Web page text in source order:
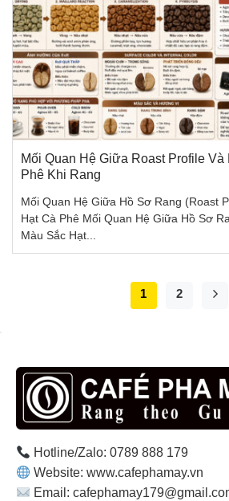
Mối Quan Hệ Giữa Roast Profile Và
Phê Khi Rang
Mối Quan Hệ Giữa Hồ Sơ Rang (Roast
Hạt Cà Phê Mối Quan Hệ Giữa Hồ Sơ
Màu Sắc Hạt...
1 2
Hotline/Zalo: 0789 888 179
Website: www.cafephamay.vn
Email: